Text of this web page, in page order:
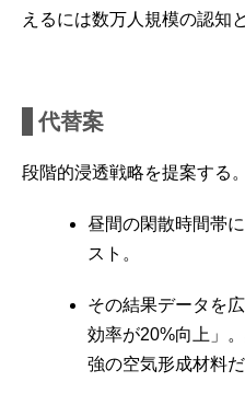
えるには数万人規模の認知
代替案
段階的浸透戦略を提案する。
昼間の閑散時間帯
スト。
その結果データを
効率が20%向上」
強の空気形成材料だ